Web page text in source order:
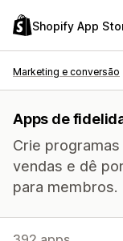
Shopify App
Marketing e conversão
Apps de
Crie
vendas e dê
para membros.